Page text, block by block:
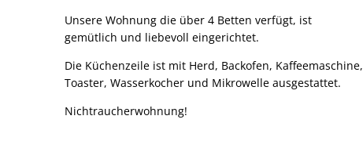
Unsere Wohnung die über 4 Betten verfügt, ist
gemütlich und liebevoll eingerichtet.
Die Küchenzeile ist mit Herd, Backofen, Kaffeemaschine,
Toaster, Wasserkocher und Mikrowelle ausgestattet.
Nichtraucherwohnung!